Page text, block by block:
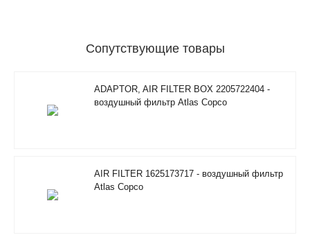
Сопутствующие товары
ADAPTOR, AIR FILTER BOX 2205722404 -
воздушный фильтр Atlas Copco
AIR FILTER 1625173717 - воздушный фильтр
Atlas Copco